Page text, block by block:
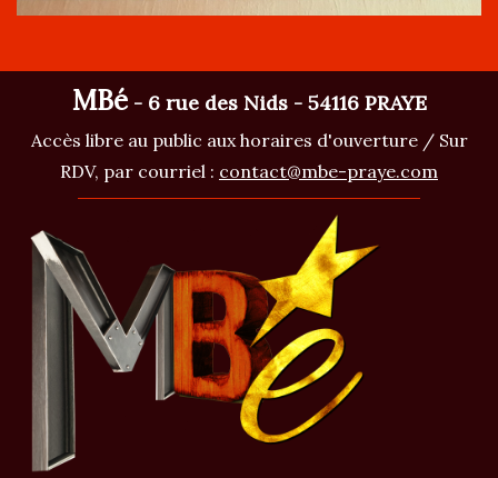
MBé- 6 rue des Nids - 54116 PRAYE
Accès libre au public aux horaires d'ouverture / Sur
RDV, par courriel : contact@mbe-praye.com